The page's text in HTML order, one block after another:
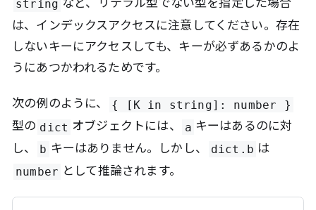
string
は、インデックスアクセスに注意してください。存在
しないキーにアクセスしても、キーが必ずあるかのよ
うにあつかわれるためです。
次の例のように、 { [K in string]: number }
型の dict オブジェクトには、 a キーはあるのに対
し、
b キーはありません。しかし、 dict.b は
number として推論されます。